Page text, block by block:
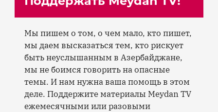
Мы пишем о том, о чем мало, кто пишет,
мы даем высказаться тем, кто рискует
быть неуслышанным в Азербайджане,
мы не боимся говорить на опасные
темы. И нам нужна ваша помощь в этом
деле. Поддержите материалы Meydan TV
ежемесячными или разовыми